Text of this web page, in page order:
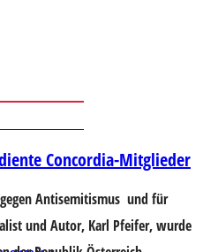
Concordia-Mitglieder
Antisemitismus und für
und Autor, Karl Pfeifer, wurde